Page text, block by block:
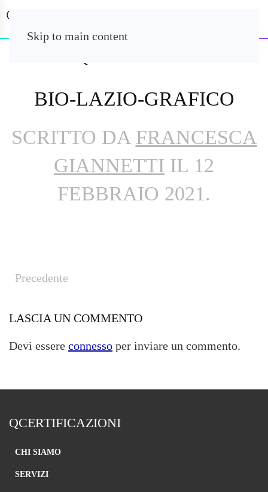
Skip to main content
BIO-LAZIO-GRAFICO
SCRITTO DA FRANCESCA
GIANNETTI IL 12
FEBBRAIO 2021 .
Precedente
LASCIA UN COMMENTO
Devi essere connesso per inviare un commento.
QCERTIFICAZIONI
CHI SIAMO
SERVIZI